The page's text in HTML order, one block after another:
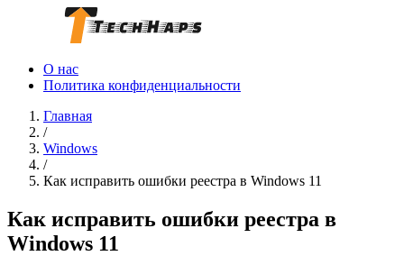
О нас
Политика конфиденциальности
Главная
/
Windows
/
Как исправить ошибки реестра в Windows 11
Как исправить ошибки реестра в
Windows 11